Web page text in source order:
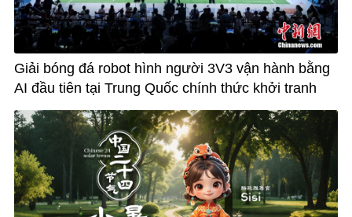
Giải bóng đá robot hình người 3V3 vận hành bằng
AI đầu tiên tại Trung Quốc chính thức khởi tranh